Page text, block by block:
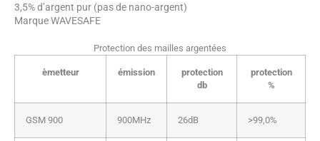
3,5% d’argent pur (pas de nano-argent)
Marque WAVESAFE
Protection des mailles argentées
èmetteur émission
protection
db
protection
%
GSM 900 900MHz 26dB >99,0%